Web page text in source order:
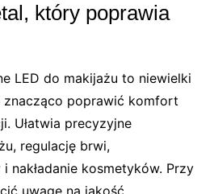
który poprawia
LED do makijażu to niewielki
poprawić komfort
Ułatwia precyzyjne
regulację brwi,
nakładanie kosmetyków. Przy
uwagę na jakość